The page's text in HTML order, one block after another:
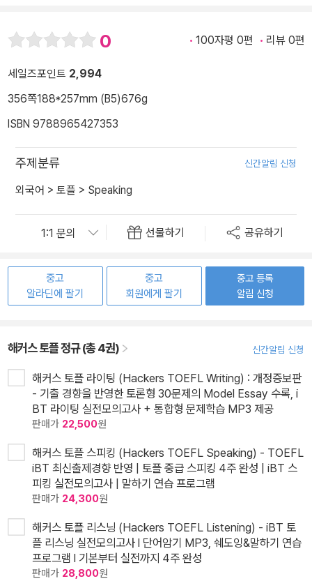
0 100자평 0편 리뷰 0편
세일즈포인트 2,994
356쪽188*257mm (B5)676g
ISBN 9788965427353
주제분류 신간알림 신청
외국어 > 토플 > Speaking
선물하기 공유하기
중고
알라딘에 팔기
중고
회원에게 팔기
중고 등록
알림 신청
해커스 토플 정규 (총 4권) 신간알림 신청
해커스 토플 라이팅 (Hackers TOEFL Writing) : 개정증보판
- 기출 경향을 반영한 토론형 30문제의 Model Essay 수록, i
BT 라이팅 실전모의고사 + 통합형 문제학습 MP3 제공
판매가 22,500원
해커스 토플 스피킹 (Hackers TOEFL Speaking) - TOEFL
iBT 최신출제경향 반영 | 토플 중급 스피킹 4주 완성 | iBT 스
피킹 실전모의고사 | 말하기 연습 프로그램
판매가 24,300원
해커스 토플 리스닝 (Hackers TOEFL Listening) - iBT 토
플 리스닝 실전모의고사 l 단어암기 MP3, 쉐도잉&말하기 연습
프로그램 l 기본부터 실전까지 4주 완성
판매가 28,800원